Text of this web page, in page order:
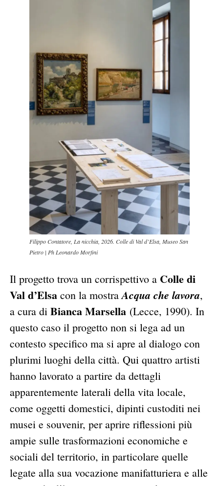
Filippo Contatore, La nicchia, 2026. Colle di Val d’Elsa, Museo San
Pietro | Ph Leonardo Morfini
Il progetto trova un corrispettivo a Colle di
Val d’Elsa con la mostraAcqua che lavora,
a cura di Bianca Marsella (Lecce, 1990). In
questo caso il progetto non si lega ad un
contesto specifico ma si apre al dialogo con
plurimi luoghi della città. Qui quattro artisti
hanno lavorato a partire da dettagli
apparentemente laterali della vita locale,
come oggetti domestici, dipinti custoditi nei
musei e souvenir, per aprire riflessioni più
ampie sulle trasformazioni economiche e
sociali del territorio, in particolare quelle
legate alla sua vocazione manifatturiera e alle